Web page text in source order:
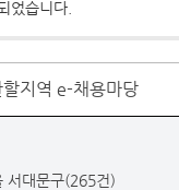
었습니다.
서대문구(265건)
지역 e-채용마당